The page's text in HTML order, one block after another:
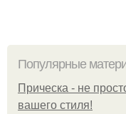
Популярные
Прическа - не
вашего стиля!